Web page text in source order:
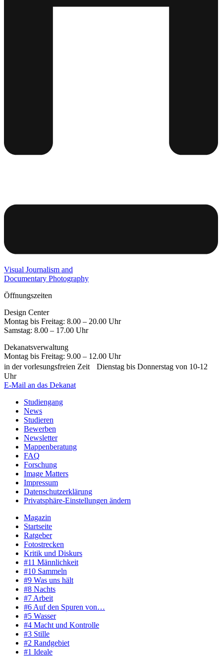
Visual Journalism and
Documentary Photography
Öffnungszeiten
Design Center
Montag bis Freitag: 8.00 – 20.00 Uhr
Samstag: 8.00 – 17.00 Uhr
Dekanatsverwaltung
Montag bis Freitag: 9.00 – 12.00 Uhr
in der vorlesungsfreien Zeit Dienstag bis Donnerstag von 10-12
Uhr
E-Mail an das Dekanat
Studiengang
News
Studieren
Bewerben
Newsletter
Mappenberatung
FAQ
Forschung
Image Matters
Impressum
Datenschutzerklärung
Privatsphäre-Einstellungen ändern
Magazin
Startseite
Ratgeber
Fotostrecken
Kritik und Diskurs
#11 Männlichkeit
#10 Sammeln
#9 Was uns hält
#8 Nachts
#7 Arbeit
#6 Auf den Spuren von…
#5 Wasser
#4 Macht und Kontrolle
#3 Stille
#2 Randgebiet
#1 Ideale